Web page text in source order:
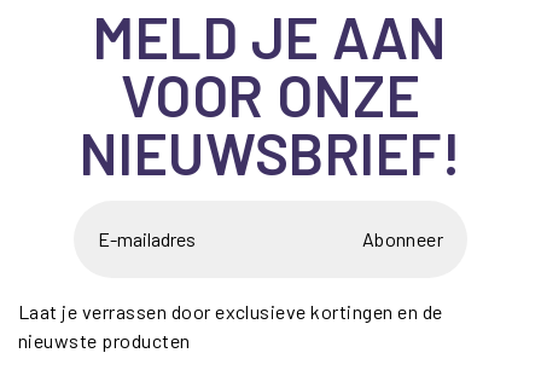
MELD JE AAN
VOOR ONZE
NIEUWSBRIEF!
Abonneer
Laat je verrassen door exclusieve kortingen en de
nieuwste producten